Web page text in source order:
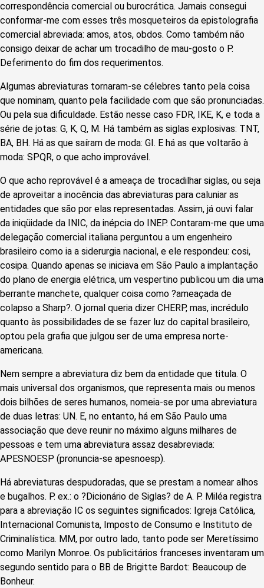
correspondência comercial ou burocrática. Jamais consegui
conformar-me com esses três mosqueteiros da epistolografia
comercial abreviada: amos, atos, obdos. Como também não
consigo deixar de achar um trocadilho de mau-gosto o P.
Deferimento do fim dos requerimentos.
Algumas abreviaturas tornaram-se célebres tanto pela coisa
que nominam, quanto pela facilidade com que são pronunciadas.
Ou pela sua dificuldade. Estão nesse caso FDR, IKE, K, e toda a
série de jotas: G, K, Q, M. Há também as siglas explosivas: TNT,
BA, BH. Há as que saíram de moda: GI. E há as que voltarão à
moda: SPQR, o que acho improvável.
O que acho reprovável é a ameaça de trocadilhar siglas, ou seja
de aproveitar a inocência das abreviaturas para caluniar as
entidades que são por elas representadas. Assim, já ouvi falar
da iniqüidade da INIC, da inépcia do INEP. Contaram-me que uma
delegação comercial italiana perguntou a um engenheiro
brasileiro como ia a siderurgia nacional, e ele respondeu: cosi,
cosipa. Quando apenas se iniciava em São Paulo a implantação
do plano de energia elétrica, um vespertino publicou um dia uma
berrante manchete, qualquer coisa como ?ameaçada de
colapso a Sharp?. O jornal queria dizer CHERP, mas, incrédulo
quanto às possibilidades de se fazer luz do capital brasileiro,
optou pela grafia que julgou ser de uma empresa norte-
americana.
Nem sempre a abreviatura diz bem da entidade que titula. O
mais universal dos organismos, que representa mais ou menos
dois bilhões de seres humanos, nomeia-se por uma abreviatura
de duas letras: UN. E, no entanto, há em São Paulo uma
associação que deve reunir no máximo alguns milhares de
pessoas e tem uma abreviatura assaz desabreviada:
APESNOESP (pronuncia-se apesnoesp).
Há abreviaturas despudoradas, que se prestam a nomear alhos
e bugalhos. P. ex.: o ?Dicionário de Siglas? de A. P. Miléa registra
para a abreviação IC os seguintes significados: Igreja Católica,
Internacional Comunista, Imposto de Consumo e Instituto de
Criminalística. MM, por outro lado, tanto pode ser Meretíssimo
como Marilyn Monroe. Os publicitários franceses inventaram um
segundo sentido para o BB de Brigitte Bardot: Beaucoup de
Bonheur.